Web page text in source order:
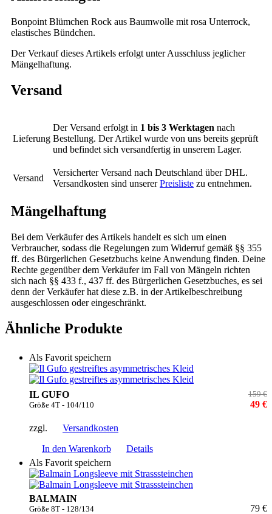
Bonpoint Blümchen Rock aus Baumwolle mit rosa Unterrock,
elastisches Bündchen.
Der Verkauf dieses Artikels erfolgt unter Ausschluss jeglicher
Mängelhaftung.
Versand
Lieferung
Der Versand erfolgt in 1 bis 3 Werktagen nach
Bestellung. Der Artikel wurde von uns bereits geprüft
und befindet sich versandfertig in unserem Lager.
Versand
Versicherter Versand nach Deutschland über DHL.
Versandkosten sind unsererPreisliste zu entnehmen.
Mängelhaftung
Bei dem Verkäufer des Artikels handelt es sich um einen
Verbraucher, sodass die Regelungen zum Widerruf gemäß §§ 355
ff. des Bürgerlichen Gesetzbuchs keine Anwendung finden. Deine
Rechte gegenüber dem Verkäufer im Fall von Mängeln richten
sich nach §§ 433 f., 437 ff. des Bürgerlichen Gesetzbuches, es sei
denn der Verkäufer hat diese z.B. in der Artikelbeschreibung
ausgeschlossen oder eingeschränkt.
Ähnliche Produkte
Als Favorit speichern
IL GUFO
Größe 4T - 104/110
159 €
49 €
zzgl.
Versandkosten
In den Warenkorb
Details
Als Favorit speichern
BALMAIN
Größe 8T - 128/134 79 €